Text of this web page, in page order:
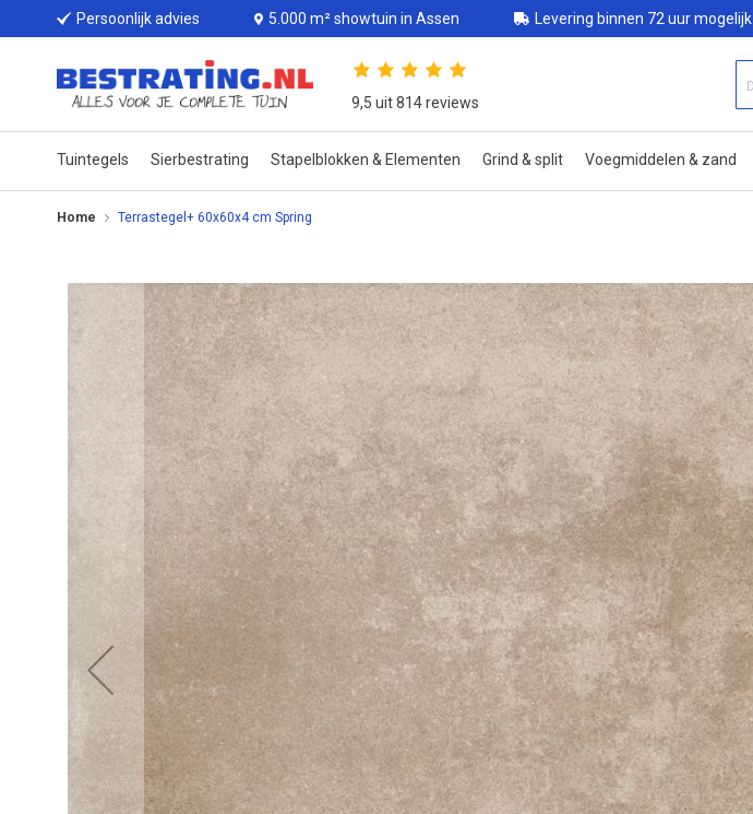
Persoonlijk advies 5.000 m² showtuin in Assen Levering binnen 72 uur mogelijk
9,5 uit 814 reviews
Tuintegels Sierbestrating Stapelblokken & Elementen Grind & split Voegmiddelen & zand
Home Terrastegel+ 60x60x4 cm Spring
Ga
het
afbeeldingen-